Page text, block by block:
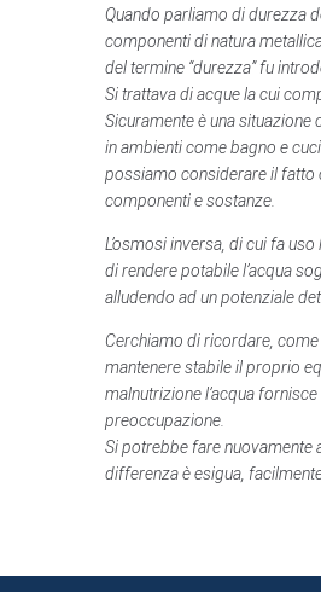
Quando parliamo di durezza
componenti di natura
del termine “durezza” fu
Si trattava di acque la cui
Sicuramente è una situazione
in ambienti come bagno e
possiamo considerare il fatto
componenti e sostanze.
L’osmosi inversa, di cui fa
di rendere potabile l’acqua
alludendo ad un potenziale
Cerchiamo di ricordare,
mantenere stabile il proprio
malnutrizione l’acqua
preoccupazione.
Si potrebbe fare nuovamente
differenza è esigua,